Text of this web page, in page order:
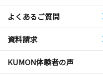
よくあるご質問
資料請求
KUMON体験者の声